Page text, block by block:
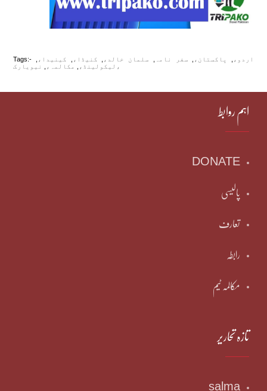
Tags:- اردو، پاکستان، سفر نامہ سلمان خالد، کنیڈا، کینیدا،
لیکولینڈ،
مکالمہ، نیویارک،
اہم روابط
DONATE
پالیسی
تعارف
رابطہ
مکالمہ ٹیم
تازہ تحاریر
salma